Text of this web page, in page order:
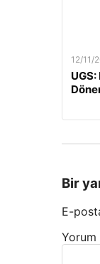
12/11/
Bir
E-
Yorum